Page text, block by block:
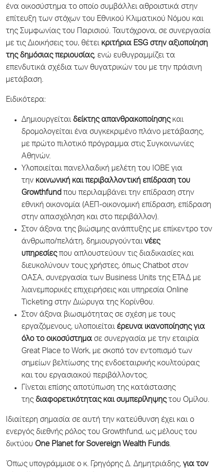
ένα οικοσύστημα το οποίο συμβάλλει αθροιστικά στην
επίτευξη των στόχων του Εθνικού Κλιματικού Νόμου και
της Συμφωνίας του Παρισιού. Ταυτόχρονα, σε συνεργασία
με τις Διοικήσεις του, θέτει κριτήρια ESG στην αξιοποίηση
της δημόσιας περιουσίας, ενώ ευθυγραμμίζει τα
επενδυτικά σχέδια των θυγατρικών του με την πράσινη
μετάβαση.
Ειδικότερα:
Δημιουργείται δείκτης απανθρακοποίησηςκαι
δρομολογείται ένα συγκεκριμένο πλάνο μετάβασης,
με πρώτο πιλοτικό πρόγραμμα στις Συγκοινωνίες
Αθηνών.
Υλοποιείται πανελλαδική μελέτη του ΙΟΒΕ για
την κοινωνική και περιβαλλοντική επίδραση του
Growthfund που περιλαμβάνει την επίδραση στην
εθνική οικονομία (ΑΕΠ-οικονομική επίδραση, επίδραση
στην απασχόληση και στο περιβάλλον).
Στον άξονα της βιώσιμης ανάπτυξης με επίκεντρο τον
άνθρωπο/πελάτη, δημιουργούνται νέες
υπηρεσίεςπου απλουστεύουν τις διαδικασίες και
διευκολύνουν τους χρήστες, όπως Chatbot στον
ΟΑΣΑ, συνεργασία των Business Units της ΕΤΑΔ με
λιανεμπορικές επιχειρήσεις και υπηρεσία Online
Ticketing στην Διώρυγα της Κορίνθου.
Στον άξονα βιωσιμότητας σε σχέση με τους
εργαζόμενους, υλοποιείται έρευνα ικανοποίησης για
όλο το οικοσύστημασε συνεργασία με την εταιρία
Great Place to Work, με σκοπό τον εντοπισμό των
σημείων βελτίωσης της ενδοεταιρικής κουλτούρας
και του εργασιακού περιβάλλοντος.
Γίνεται επίσης αποτύπωση της κατάστασης
της διαφορετικότητας και συμπερίληψηςτου Ομίλου.
Ιδιαίτερη σημασία σε αυτή την κατεύθυνση έχει και ο
ενεργός διεθνής ρόλος του Growthfund, ως μέλους του
δικτύου One PlanetforSovereign Wealth Funds.
Όπως υπογράμμισε ο κ. Γρηγόρης Δ. Δημητριάδης, για τον